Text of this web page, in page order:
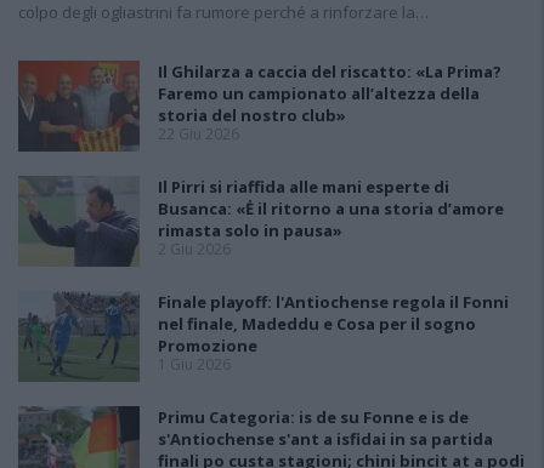
colpo degli ogliastrini fa rumore perché a rinforzare la…
Il Ghilarza a caccia del riscatto: «La Prima?
Faremo un campionato all’altezza della
storia del nostro club»
22 Giu 2026
Il Pirri si riaffida alle mani esperte di
Busanca: «Ė il ritorno a una storia d’amore
rimasta solo in pausa»
2 Giu 2026
Finale playoff: l'Antiochense regola il Fonni
nel finale, Madeddu e Cosa per il sogno
Promozione
1 Giu 2026
Primu Categoria: is de su Fonne e is de
s'Antiochense s'ant a isfidai in sa partida
finali po custa stagioni; chini bincit at a podi